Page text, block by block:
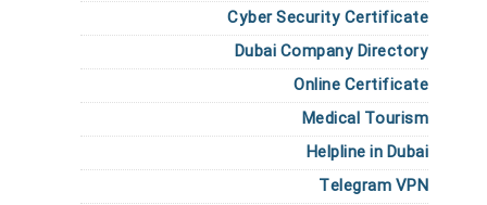
Cyber Security Certificate
Dubai Company Directory
Online Certificate
Medical Tourism
Helpline in Dubai
Telegram VPN